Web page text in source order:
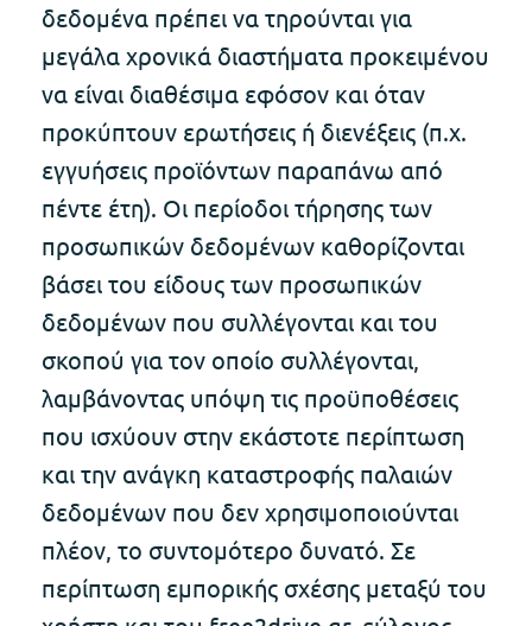
δεδομένα πρέπει να τηρούνται για
μεγάλα χρονικά διαστήματα προκειμένου
να είναι διαθέσιμα εφόσον και όταν
προκύπτουν ερωτήσεις ή διενέξεις (π.χ.
εγγυήσεις προϊόντων παραπάνω από
πέντε έτη). Οι περίοδοι τήρησης των
προσωπικών δεδομένων καθορίζονται
βάσει του είδους των προσωπικών
δεδομένων που συλλέγονται και του
σκοπού για τον οποίο συλλέγονται,
λαμβάνοντας υπόψη τις προϋποθέσεις
που ισχύουν στην εκάστοτε περίπτωση
και την ανάγκη καταστροφής παλαιών
δεδομένων που δεν χρησιμοποιούνται
πλέον, το συντομότερο δυνατό. Σε
περίπτωση εμπορικής σχέσης μεταξύ του